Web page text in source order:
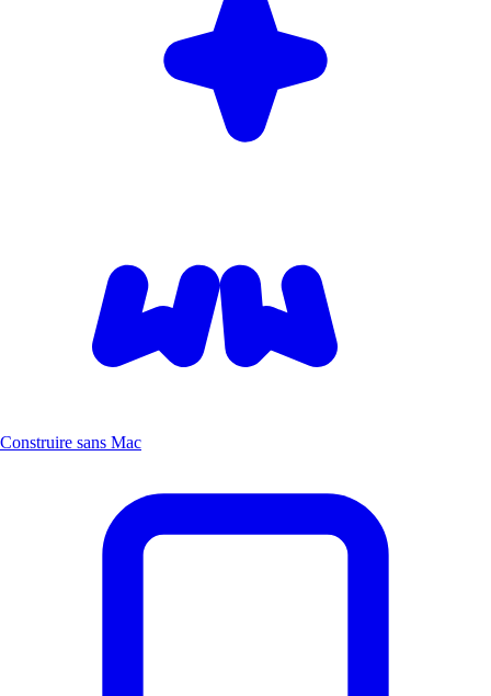
Construire sans Mac